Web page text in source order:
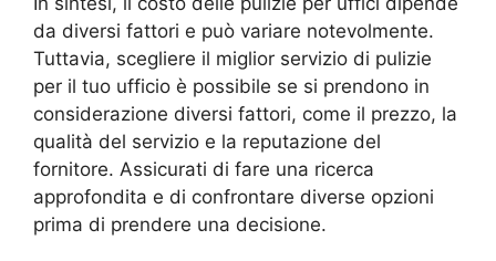
da diversi fattori e può variare notevolmente.
Tuttavia, scegliere il miglior servizio di pulizie
per il tuo ufficio è possibile se si prendono in
considerazione diversi fattori, come il prezzo, la
qualità del servizio e la reputazione del
fornitore. Assicurati di fare una ricerca
approfondita e di confrontare diverse opzioni
prima di prendere una decisione.